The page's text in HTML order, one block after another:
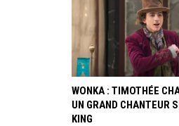
WONKA : TIMOTHÉE
UN GRAND CHANTEUR
KING